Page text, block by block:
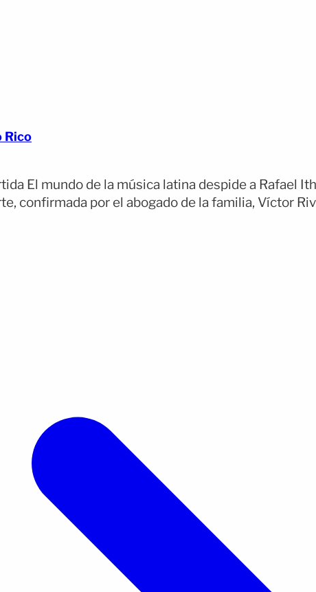
Rico
El mundo de la música latina despide a Rafael
confirmada por el abogado de la familia, Víctor